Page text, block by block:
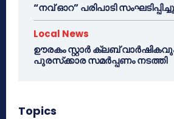
“നവ് ഓറ” പരിപാടി സംഘടിപ്പിച്ചു
Local News
ഊരകം സ്റ്റാർ ക്ലബ്
പുരസ്‌ക്കാര സമർപ്പണം നടത്തി
Topics